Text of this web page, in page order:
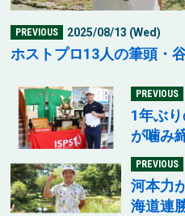
PREVIOUS 2025/08/13 (Wed)
ホストプロ13人の筆頭・
PREVIOUS
1年ぶ
が噛み
PREVIOUS
河本力
海道連